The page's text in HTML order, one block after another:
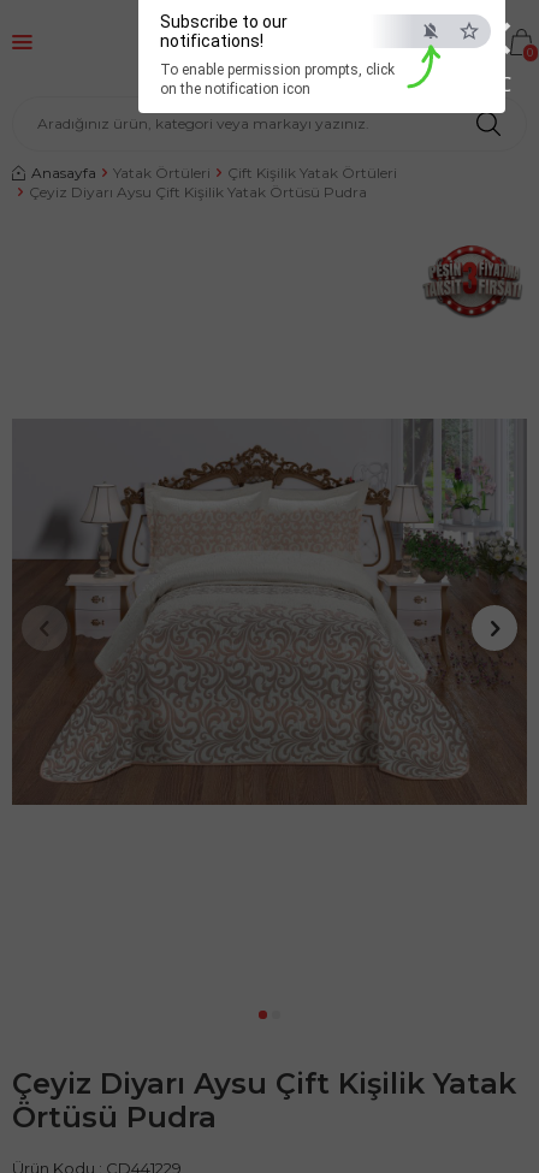
×
ESC
Subscribe to our
notifications!
To enable permission prompts, click
on the notification icon
0
Anasayfa Yatak Örtüleri
Çift Kişilik Yatak Örtüleri
Çeyiz Diyarı Aysu Çift Kişilik Yatak Örtüsü Pudra
Çeyiz Diyarı Aysu Çift Kişilik Yatak
Örtüsü Pudra
Ürün Kodu : CD441229